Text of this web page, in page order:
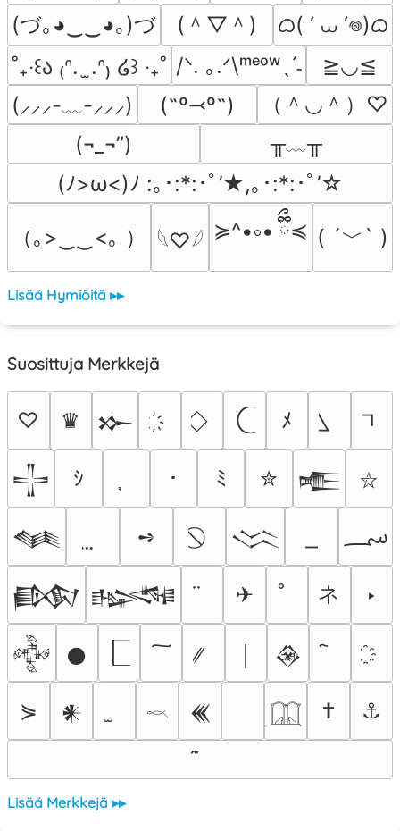
(づ｡◕‿‿◕｡)づ
(＾▽＾)
ᜊ( ‘ ⩊ ‘𖦹)ᜊ
˚₊‧꒰ა ₍ᐢ.  ̫.ᐢ₎ ໒꒱ ‧₊˚ /ᐠ. ｡.ᐟ\ᵐᵉᵒʷˎˊ˗
≧◡≦
(⸝⸝⸝-﹏-⸝⸝⸝)
(˶º⤙º˶)
（＾◡＾）♡
(¬_¬”)
╥﹏╥
(ﾉ>ω<)ﾉ :｡･:*:･ﾟ’★,｡･:*:･ﾟ’☆
（｡>‿‿<｡ ） 𓆩♡𓆪 ≽^•༚• ྀིྀ≼ ( ´﹀` )
Lisää Hymiöitä ▸▸
Suosittuja Merkkejä
♡ ♛ 𒁍 ﾒ
𒋲 ｼ ･ ﾐ ✮ 𒍫 ⛥
𒈝 ➺ 𒈱 ؄
𒁃 𒈙 ✈ ネ ‣
𒅒 𒊹 𒊲
⋟ 𒀭 𓎖 𒌍 𓉳 ✝ ⚓
Lisää Merkkejä ▸▸